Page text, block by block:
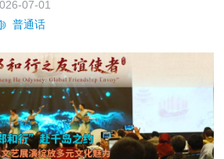
07-01